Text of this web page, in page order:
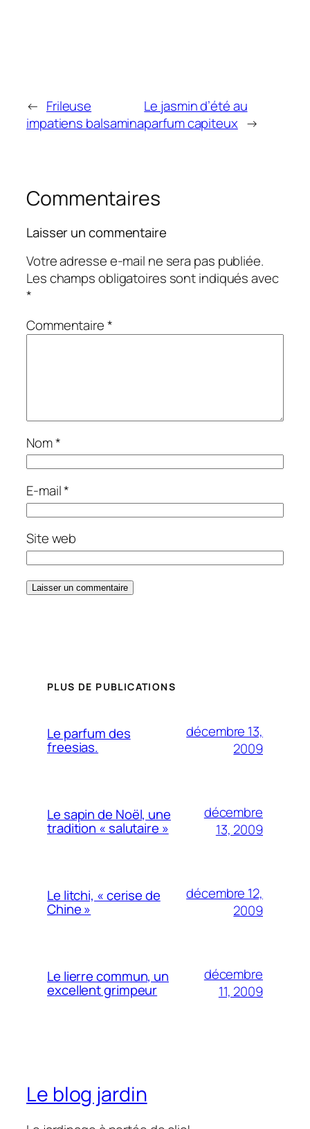
← Frileuse
impatiens balsamina
Le jasmin d’été au
parfum capiteux →
Commentaires
Laisser un commentaire
Votre adresse e-mail ne sera pas publiée.
Les champs obligatoires sont indiqués avec
*
Commentaire*
Nom*
E-mail*
Site web
PLUS DE PUBLICATIONS
Le parfum des
freesias.
décembre 13,
2009
Le sapin de Noël, une
tradition « salutaire »
décembre
13, 2009
Le litchi, « cerise de
Chine »
décembre 12,
2009
Le lierre commun, un
excellent grimpeur
décembre
11, 2009
Le blog jardin